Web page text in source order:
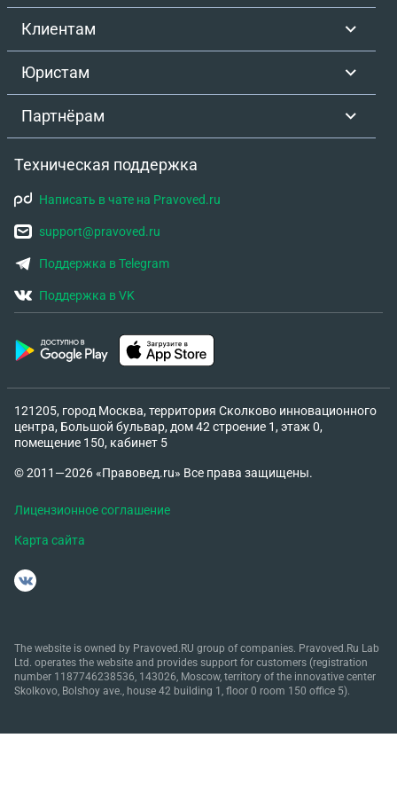
Клиентам
Юристам
Партнёрам
Техническая поддержка
Написать в чате на Pravoved.ru
support@pravoved.ru
Поддержка в Telegram
Поддержка в VK
121205, город Москва, территория Сколково инновационного
центра, Большой бульвар, дом 42 строение 1, этаж 0,
помещение 150, кабинет 5
© 2011—2026 «Правовед.ru» Все права защищены.
Лицензионное соглашение
Карта сайта
The website is owned by Pravoved.RU group of companies. Pravoved.Ru Lab
Ltd. operates the website and provides support for customers (registration
number 1187746238536, 143026, Moscow, territory of the innovative center
Skolkovo, Bolshoy ave., house 42 building 1, floor 0 room 150 office 5).